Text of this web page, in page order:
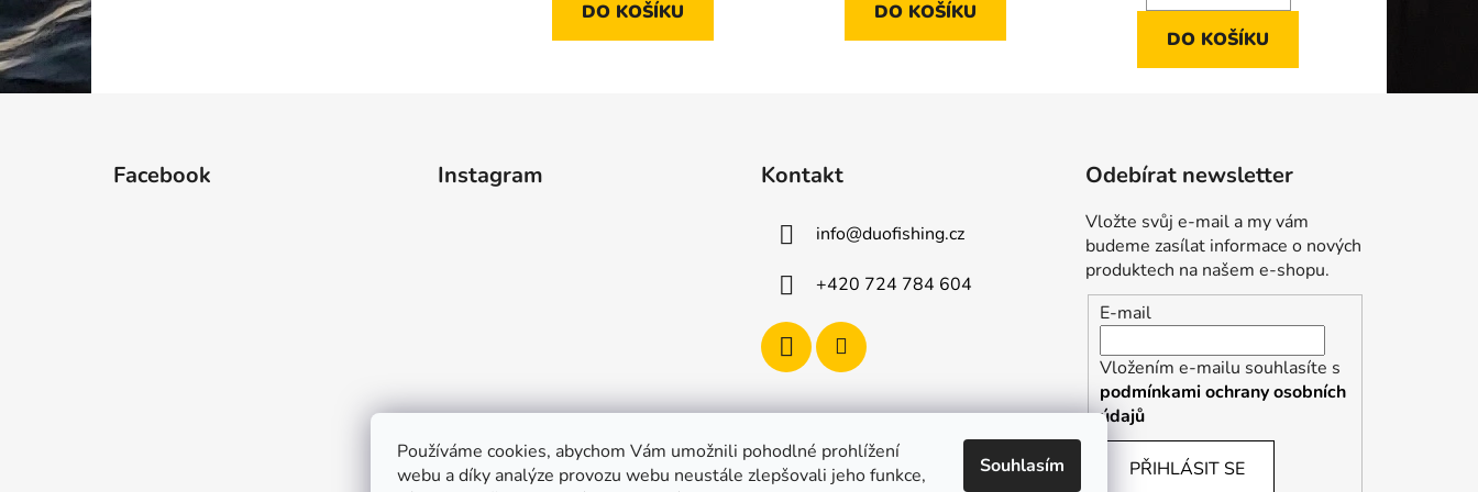
Používáme cookies, abychom Vám umožnili pohodlné prohlížení
webu a díky analýze provozu webu neustále zlepšovali jeho funkce,
Souhlasím
DO KOŠÍKU
DO KOŠÍKU
DO KOŠÍKU
Facebook Instagram Kontakt
info@duofishing.cz
+420 724 784 604
Odebírat newsletter
Vložte svůj e-mail a my vám
budeme zasílat informace o nových
produktech na našem e-shopu.
E-mail
Vložením e-mailu souhlasíte s
podmínkami ochrany osobních
údajů
PŘIHLÁSIT SE